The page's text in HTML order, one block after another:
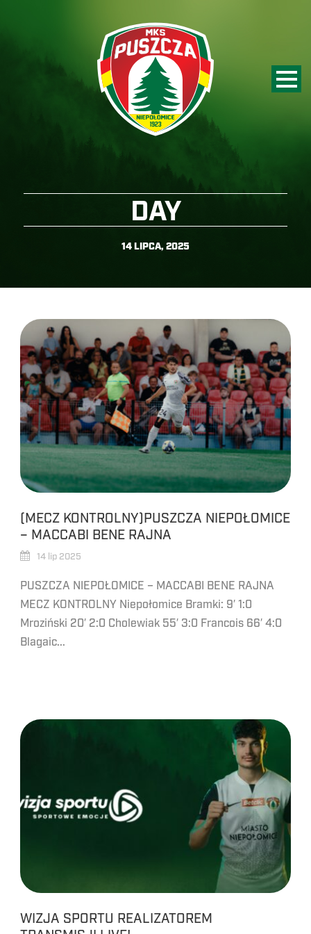
DAY
14 LIPCA, 2025
(MECZ KONTROLNY)PUSZCZA NIEPOŁOMICE
– MACCABI BENE RAJNA
14 lip 2025
PUSZCZA NIEPOŁOMICE – MACCABI BENE RAJNA
MECZ KONTROLNY Niepołomice Bramki: 9′ 1:0
Mroziński 20′ 2:0 Cholewiak 55′ 3:0 Francois 66′ 4:0
Blagaic...
WIZJA SPORTU REALIZATOREM